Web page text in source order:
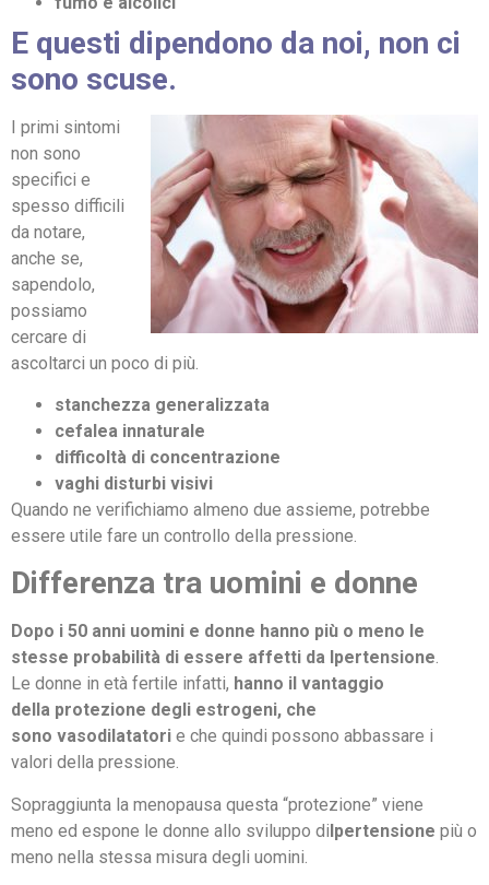
E questi dipendono da noi, non ci
sono scuse.
I primi sintomi
non sono
specifici e
spesso difficili
da notare,
anche se,
sapendolo,
possiamo
cercare di
ascoltarci un poco di più.
stanchezza generalizzata
cefalea innaturale
difficoltà di concentrazione
vaghi disturbi visivi
Quando ne verifichiamo almeno due assieme, potrebbe
essere utile fare un controllo della pressione.
Differenza tra uomini e donne
Dopo i 50 anni uomini e donne hanno più o meno le
stesse probabilità di essere affetti da Ipertensione.
Le donne in età fertile infatti, hanno il vantaggio
della protezione degli estrogeni, che
sono vasodilatatori e che quindi possono abbassare i
valori della pressione.
Sopraggiunta la menopausa questa “protezione” viene
meno ed espone le donne allo sviluppo diIpertensione più o
meno nella stessa misura degli uomini.